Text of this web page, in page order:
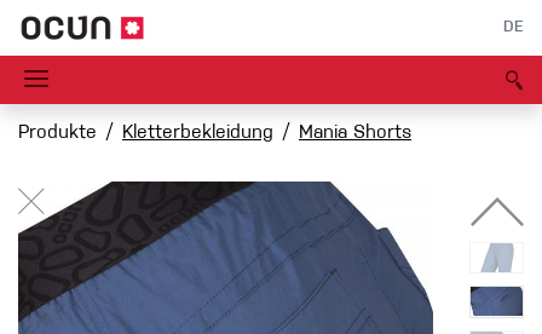
DE
Produkte Kletterbekleidung Mania Shorts